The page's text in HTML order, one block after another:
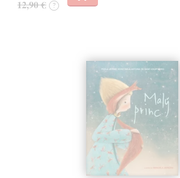
12,90 € ?